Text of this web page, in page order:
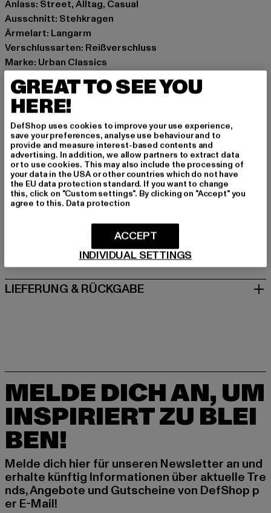
Anlass: Street, Alltag, Casual
Ausschnitt: Stehkragen
Ärmelart: Langarm
Verschlussarten: Reißverschluss
Marke: Urban Classics
Kat.: Winterjacken
Farbe: olive
Hersteller Farbe: tiniolive
Materialzusammensetzung: 100% Polyester
Art.Nr: TB4759-03057
Hersteller: TB International GmbH |info@tbint.de
Dr.-Robert-Murjahn-Straße 7 | 64372 Ober-Ramstadt |
DE
GRÖSSE & PASSFORM
PFLEGEHINWEISE
LIEFERUNG & RÜCKGABE
MELDE DICH AN, UM
INSPIRIERT ZU BLEI
BEN!
Melde dich hier für unseren Newsletter an und
erhalte künftig Informationen über aktuelle Tre
nds, Angebote und Gutscheine von DefShop p
er E-Mail!
GREAT TO SEE YOU
HERE!
DefShop uses cookies to improve your use experience,
save your preferences, analyse use behaviour and to
provide and measure interest-based contents and
advertising. In addition, we allow partners to extract data
or to use cookies. This may also include the processing of
your data in the USA or other countries which do not have
the EU data protection standard. If you want to change
this, click on "Custom settings". By clicking on "Accept" you
agree to this. Data protection
INDIVIDUAL SETTINGS
ACCEPT